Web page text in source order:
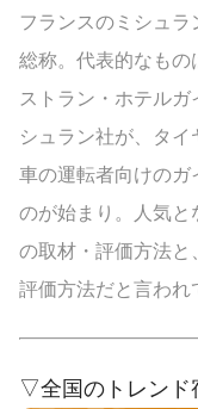
フランスのミシュ
総称。代表的なもの
ストラン・ホテルガ
シュラン社が、タ
車の運転者向けのガ
のが始まり。人気と
の取材・評価方法と
評価方法だと言われ
▽全国のトレンド